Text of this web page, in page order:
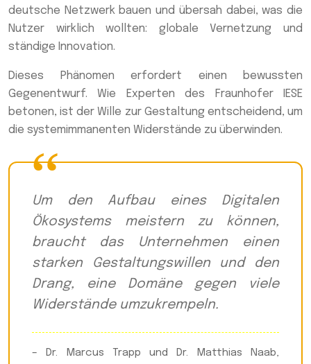
deutsche Netzwerk bauen und übersah dabei, was die
Nutzer wirklich wollten: globale Vernetzung und
ständige Innovation.
Dieses Phänomen erfordert einen bewussten
Gegenentwurf. Wie Experten des Fraunhofer IESE
betonen, ist der Wille zur Gestaltung entscheidend, um
die systemimmanenten Widerstände zu überwinden.
Um den Aufbau eines Digitalen
Ökosystems meistern zu können,
braucht das Unternehmen einen
starken Gestaltungswillen und den
Drang, eine Domäne gegen viele
Widerstände umzukrempeln.
– Dr. Marcus Trapp und Dr. Matthias Naab,